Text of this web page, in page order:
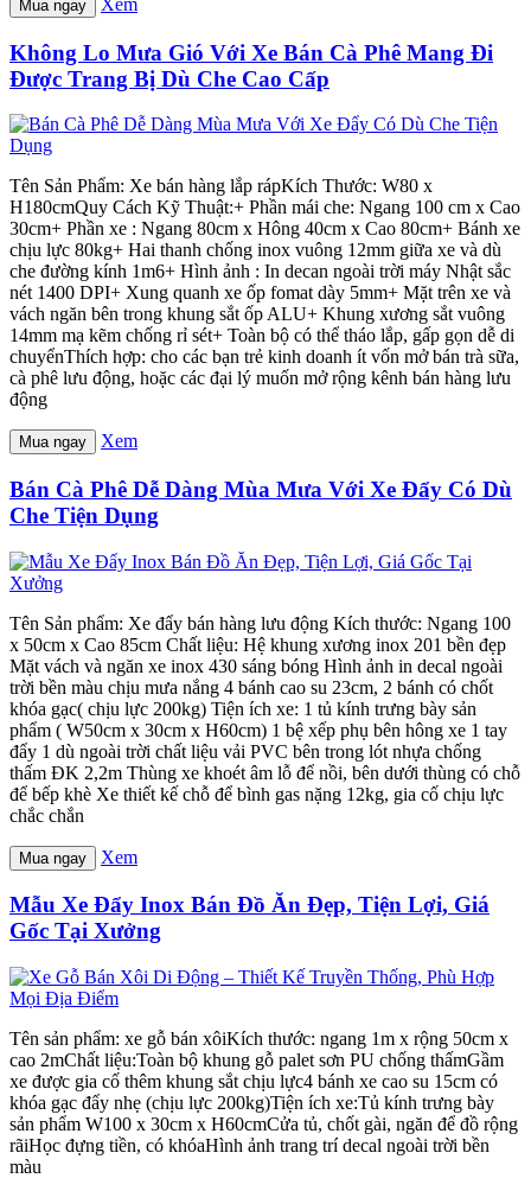
Mua ngay
Không Lo Mưa Gió Với Xe Bán Cà Phê Mang Đi
Được Trang Bị Dù Che Cao Cấp
Tên Sản Phẩm: Xe bán hàng lắp rápKích Thước: W80 x
H180cmQuy Cách Kỹ Thuật:+ Phần mái che: Ngang 100 cm x Cao
30cm+ Phần xe : Ngang 80cm x Hông 40cm x Cao 80cm+ Bánh xe
chịu lực 80kg+ Hai thanh chống inox vuông 12mm giữa xe và dù
che đường kính 1m6+ Hình ảnh : In decan ngoài trời máy Nhật sắc
nét 1400 DPI+ Xung quanh xe ốp fomat dày 5mm+ Mặt trên xe và
vách ngăn bên trong khung sắt ốp ALU+ Khung xương sắt vuông
14mm mạ kẽm chống rỉ sét+ Toàn bộ có thể tháo lắp, gấp gọn dễ di
chuyểnThích hợp: cho các bạn trẻ kinh doanh ít vốn mở bán trà sữa,
cà phê lưu động, hoặc các đại lý muốn mở rộng kênh bán hàng lưu
động
Mua ngay Xem
Bán Cà Phê Dễ Dàng Mùa Mưa Với Xe Đẩy Có Dù
Che Tiện Dụng
Tên Sản phẩm: Xe đẩy bán hàng lưu động Kích thước: Ngang 100
x 50cm x Cao 85cm Chất liệu: Hệ khung xương inox 201 bền đẹp
Mặt vách và ngăn xe inox 430 sáng bóng Hình ảnh in decal ngoài
trời bền màu chịu mưa nắng 4 bánh cao su 23cm, 2 bánh có chốt
khóa gạc( chịu lực 200kg) Tiện ích xe: 1 tủ kính trưng bày sản
phẩm ( W50cm x 30cm x H60cm) 1 bệ xếp phụ bên hông xe 1 tay
đẩy 1 dù ngoài trời chất liệu vải PVC bên trong lót nhựa chống
thấm ĐK 2,2m Thùng xe khoét âm lỗ để nồi, bên dưới thùng có chỗ
để bếp khè Xe thiết kế chỗ để bình gas nặng 12kg, gia cố chịu lực
chắc chắn
Mua ngay Xem
Mẫu Xe Đẩy Inox Bán Đồ Ăn Đẹp, Tiện Lợi, Giá
Gốc Tại Xưởng
Tên sản phẩm: xe gỗ bán xôiKích thước: ngang 1m x rộng 50cm x
cao 2mChất liệu:Toàn bộ khung gỗ palet sơn PU chống thấmGầm
xe được gia cố thêm khung sắt chịu lực4 bánh xe cao su 15cm có
khóa gạc đẩy nhẹ (chịu lực 200kg)Tiện ích xe:Tủ kính trưng bày
sản phẩm W100 x 30cm x H60cmCửa tủ, chốt gài, ngăn để đồ rộng
rãiHọc đựng tiền, có khóaHình ảnh trang trí decal ngoài trời bền
màu